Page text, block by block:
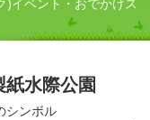
水際公園
シンボル